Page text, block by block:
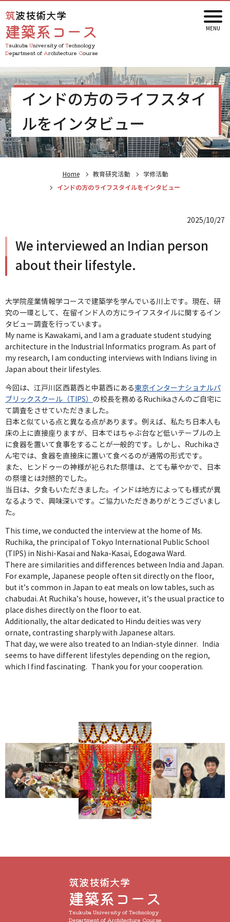
筑波技術大学
建築系コース
Tsukuba University of
Technology
Department of
Architecture Course
インドの方のライフスタイ
ルをインタビュー
Home 教育研究活動
学修活動
インドの方のライフスタイルをインタビュー
2025/10/27
We interviewed an Indian person
about their lifestyle.
大学院産業情報学コースで建築学を学んでいる川上です。現在、研
究の一環として、在留インド人の方にライフスタイルに関するイン
タビュー調査を行っています。
My name is Kawakami, and I am a graduate student studying
architecture in the Industrial Informatics program. As part of
my research, I am conducting interviews with Indians living in
Japan about their lifestyles.
今回は、江戸川区西葛西と中葛西にある東京インターナショナルパ
ブリックスクール（TIPS） の校長を務める Ruchikaさんのご自宅に
て調査をさせていただきました。
日本と似ている点と異なる点があります。例えば、私たち日本人も
床の上に直接座りますが、日本ではちゃぶ台など低いテーブルの上
に食器を置いて食事をすることが一般的です。しかし、
Ruchikaさ
ん宅では、食器を直接床に置いて食べるのが通常の形式です。
また、ヒンドゥーの神様が祀られた祭壇は、とても華やかで、日本
の祭壇とは対照的でした。
当日は、夕食もいただきました。インドは地方によっても様式が異
なるようで、興味深いです。ご協力いただきありがとうございまし
た。
This time, we conducted the interview at the home of Ms.
Ruchika, the principal of Tokyo International Public School
(TIPS) in Nishi-Kasai and Naka-Kasai, Edogawa Ward.
There are similarities and differences between India and Japan.
For example, Japanese people often sit directly on the floor,
but it’s common in Japan to eat meals on low tables, such as
chabudai. At Ruchika’s house, however, it’s the usual practice to
place dishes directly on the floor to eat.
Additionally, the altar dedicated to Hindu deities was very
ornate, contrasting sharply with Japanese altars.
That day, we were also treated to an Indian-style dinner. India
seems to have different lifestyles depending on the region,
which I find fascinating. Thank you for your cooperation.
筑波技術大学
建築系コース
Tsukuba University of Technology
Department of Architecture Course